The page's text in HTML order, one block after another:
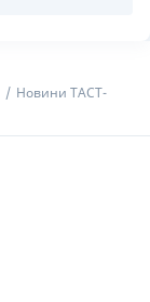
Новини ТАСТ-